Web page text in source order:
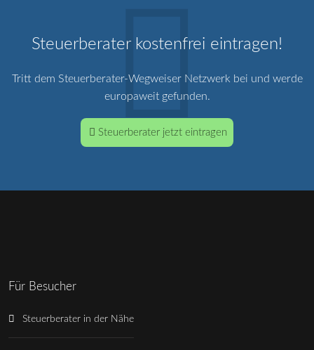
Steuerberater kostenfrei eintragen!
Tritt dem Steuerberater-Wegweiser Netzwerk bei und werde
europaweit gefunden.
Steuerberater jetzt eintragen
Für Besucher
Steuerberater in der Nähe